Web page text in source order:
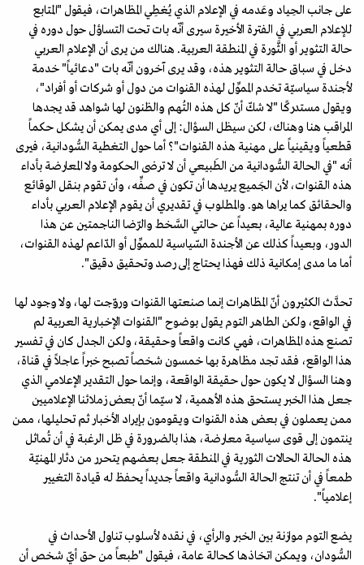
على جانب الحِياد وعَدمه في الإعلام الذي يُغطِي المظاهرات، فيقول "المتابع
للإعلام العربي في الفترة الأخيرة سيرى أنّه بات تحت التساؤل حول دوره في
حالة التثوير أو الثَّورة في المنطقة العربية. هنالك من يرى أن الإعلام العربي
دخل في سباق حالة التثوير هذه، وقد يرى آخرون أنّه بات "دعائياً" خدمة
لأجندة سياسيّة تخدم المموِّل لهذه القنوات من دول أو شركات أو أفراد"،
ويقول مستدركًا "لا شكّ أنّ كل هذه التُهم والظنون لها شواهد قد يجدها
المراقب هنا وهناك، لكن سيظل السؤال: إلى أي مدى يمكن أن يشكل حكماً
قطعياً ويقينياً على مهنية هذه القنوات"؟ أما حول التغطية السُّودانية، فيرى
أنه "في الحالة السُّودانية من الطَبيعي أن لا ترضى الحكومة ولا المعارضة بأداء
هذه القنوات، لأن الجَميع يريدها أن تكون في صفِّه، وأن تقوم بنقل الوقائع
والحقائق كما يراها هو. والمطلوب في تقديري أن يقوم الإعلام العربي بأداء
دوره بمهنية عالية، بعيداً عن حالتي السَّخط والرّضا الناجمتين عن هذا
الدور، وبعيداً كذلك عن الأجندة السّياسية للمموِّل أو الدّاعم لهذه القنوات،
أما ما مدى إمكانية ذلك فهذا يحتاج إلى رصد وتحقيق دقيق".
تحدَّث الكثيرون أنّ المظاهرات إنما صنعتها القنوات وروّجت لها، ولا وجود لها
في الواقع، ولكن الطاهر التوم يقول بوضوح "القنوات الإخبارية العربية لم
تصنع هذه المظاهرات، فهي كانت واقعاً وحقيقة، ولكن الجدل كان في تفسير
هذا الواقع، فقد تجد مظاهرة بها خمسون شخصاً تصبح خبراً عاجلاً في قناة،
وهنا السؤال لا يكون حول حقيقة الواقعة، وإنما حول التقدير الإعلامي الذي
جعل هذا الخبر يستحق هذه الأهمية، لا سيّما أنّ بعض زملائنا الإعلاميين
ممن يعملون في بعض هذه القنوات ويقومون بإيراد الأخبار ثم تحليلها، ممن
ينتمون إلى قوى سياسية معارضة، هذا بالضرورة في ظل الرغبة في أن تُماثل
هذه الحالة الحالات الثورية في المنطقة جعل بعضهم يتحرر من دثار المهنيّة
طمعاً في أن تنتج الحالة السُّودانية واقعاً جديداً يحفظ له قيادة التغيير
إعلامياً".
يضع التوم موازنة بين الخبر والرأي، في نقده لأسلوب تناول الأحداث في
السُّودان، ويمكن اتخاذها كحالة عامة، فيقول "طبعاً من حق أيّ شخص أن